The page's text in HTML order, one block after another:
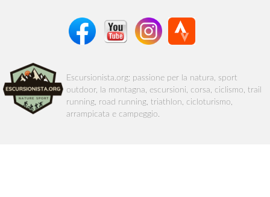
Escursionista.org: passione per la natura, sport
outdoor, la montagna, escursioni, corsa, ciclismo, trail
running, road running, triathlon, cicloturismo,
arrampicata e campeggio.